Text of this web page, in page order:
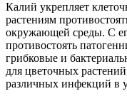
Калий укрепляет
растениям
окружающей среды. С
противостоять
грибковые и
для цветочных
различных инфекций в